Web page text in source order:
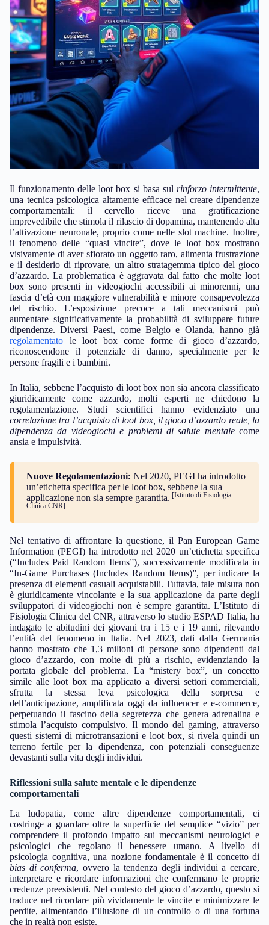
Il funzionamento delle loot box si basa sul rinforzo intermittente,
una tecnica psicologica altamente efficace nel creare dipendenze
comportamentali: il cervello riceve una gratificazione
imprevedibile che stimola il rilascio di dopamina, mantenendo alta
l’attivazione neuronale, proprio come nelle slot machine. Inoltre,
il fenomeno delle “quasi vincite”, dove le loot box mostrano
visivamente di aver sfiorato un oggetto raro, alimenta frustrazione
e il desiderio di riprovare, un altro stratagemma tipico del gioco
d’azzardo. La problematica è aggravata dal fatto che molte loot
box sono presenti in videogiochi accessibili ai minorenni, una
fascia d’età con maggiore vulnerabilità e minore consapevolezza
del rischio. L’esposizione precoce a tali meccanismi può
aumentare significativamente la probabilità di sviluppare future
dipendenze. Diversi Paesi, come Belgio e Olanda, hanno già
regolamentato le loot box come forme di gioco d’azzardo,
riconoscendone il potenziale di danno, specialmente per le
persone fragili e i bambini.
In Italia, sebbene l’acquisto di loot box non sia ancora classificato
giuridicamente come azzardo, molti esperti ne chiedono la
regolamentazione. Studi scientifici hanno evidenziato una
correlazione tra l’acquisto di loot box, il gioco d’azzardo reale, la
dipendenza da videogiochi e problemi di salute mentalecome
ansia e impulsività.
Nuove Regolamentazioni: Nel 2020, PEGI ha introdotto
un’etichetta specifica per le loot box, sebbene la sua
applicazione non sia sempre garantita. [Istituto di Fisiologia
Clinica CNR]
Nel tentativo di affrontare la questione, il Pan European Game
Information (PEGI) ha introdotto nel 2020 un’etichetta specifica
(“Includes Paid Random Items”), successivamente modificata in
“In-Game Purchases (Includes Random Items)”, per indicare la
presenza di elementi casuali acquistabili. Tuttavia, tale misura non
è giuridicamente vincolante e la sua applicazione da parte degli
sviluppatori di videogiochi non è sempre garantita. L’Istituto di
Fisiologia Clinica del CNR, attraverso lo studio ESPAD Italia, ha
indagato le abitudini dei giovani tra i 15 e i 19 anni, rilevando
l’entità del fenomeno in Italia. Nel 2023, dati dalla Germania
hanno mostrato che 1,3 milioni di persone sono dipendenti dal
gioco d’azzardo, con molte di più a rischio, evidenziando la
portata globale del problema. La “mistery box”, un concetto
simile alle loot box ma applicato a diversi settori commerciali,
sfrutta la stessa leva psicologica della sorpresa e
dell’anticipazione, amplificata oggi da influencer e e-commerce,
perpetuando il fascino della segretezza che genera adrenalina e
stimola l’acquisto compulsivo. Il mondo del gaming, attraverso
questi sistemi di microtransazioni e loot box, si rivela quindi un
terreno fertile per la dipendenza, con potenziali conseguenze
devastanti sulla vita degli individui.
Riflessioni sulla salute mentale e le dipendenze
comportamentali
La ludopatia, come altre dipendenze comportamentali, ci
costringe a guardare oltre la superficie del semplice “vizio” per
comprendere il profondo impatto sui meccanismi neurologici e
psicologici che regolano il benessere umano. A livello di
psicologia cognitiva, una nozione fondamentale è il concetto di
bias di conferma, ovvero la tendenza degli individui a cercare,
interpretare e ricordare informazioni che confermano le proprie
credenze preesistenti. Nel contesto del gioco d’azzardo, questo si
traduce nel ricordare più vividamente le vincite e minimizzare le
perdite, alimentando l’illusione di un controllo o di una fortuna
che in realtà non esiste.